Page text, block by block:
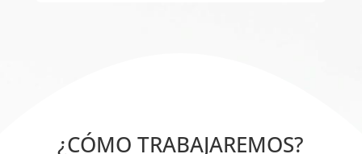
¿CÓMO TRABAJAREMOS?